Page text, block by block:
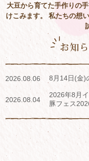
大豆から育てた手作りの
けこみます。 私たちの想
2026.08.06 8月14日(金)
2026.08.04
2026年8月
豚フェス